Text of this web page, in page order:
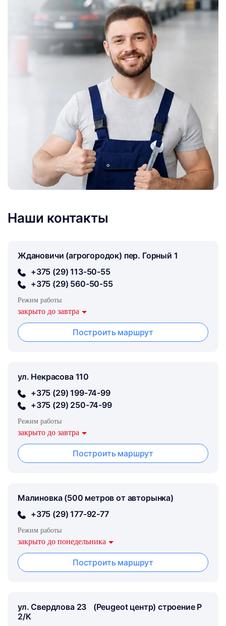
Наши контакты
Ждановичи (агрогородок) пер. Горный 1
+375 (29) 113-50-55
+375 (29) 560-50-55
Режим работы
закрыто до завтра
Построить маршрут
ул. Некрасова 110
+375 (29) 199-74-99
+375 (29) 250-74-99
Режим работы
закрыто до завтра
Построить маршрут
Малиновка (500 метров от авторынка)
+375 (29) 177-92-77
Режим работы
закрыто до понедельника
Построить маршрут
ул. Свердлова 23 (Peugeot центр) строение Р
2/К